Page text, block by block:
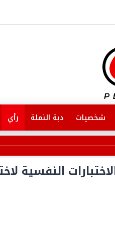
شخصيات دبة النملة رأي
النفسية